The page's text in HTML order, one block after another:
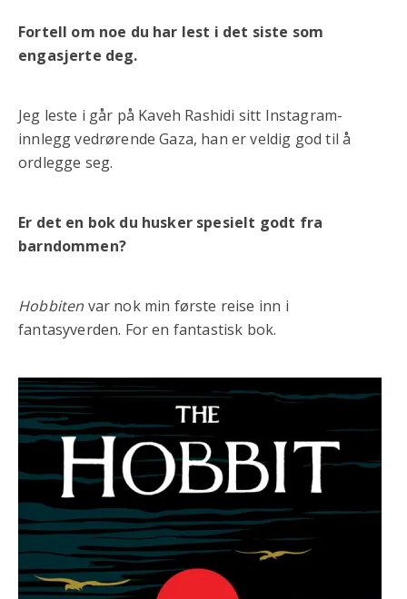
Fortell om noe du har lest i det siste som
engasjerte deg.
Jeg leste i går på Kaveh Rashidi sitt Instagram-
innlegg vedrørende Gaza, han er veldig god til å
ordlegge seg.
Er det en bok du husker spesielt godt fra
barndommen?
Hobbiten var nok min første reise inn i
fantasyverden. For en fantastisk bok.